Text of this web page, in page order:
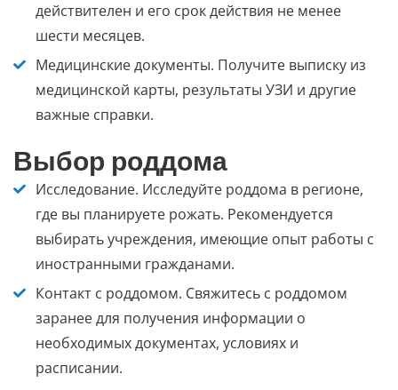
действителен и его срок действия не менее
шести месяцев.
Медицинские документы. Получите выписку из
медицинской карты, результаты УЗИ и другие
важные справки.
Выбор роддома
Исследование. Исследуйте роддома в регионе,
где вы планируете рожать. Рекомендуется
выбирать учреждения, имеющие опыт работы с
иностранными гражданами.
Контакт с роддомом. Свяжитесь с роддомом
заранее для получения информации о
необходимых документах, условиях и
расписании.